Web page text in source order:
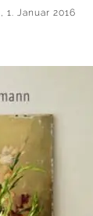
, 1. Januar 2016